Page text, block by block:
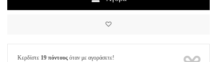
Κερδίστε 19 πόντους όταν με αγοράσετε!